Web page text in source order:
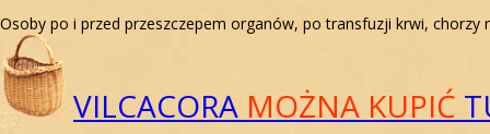
Osoby po i przed przeszczepem organów, po transfuzji krwi,
VILCACORA MOŻNA KUPIĆ